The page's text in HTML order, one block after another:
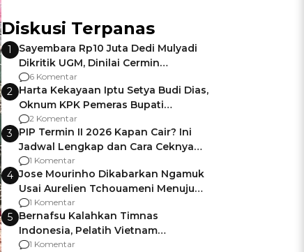
Diskusi Terpanas
1
Sayembara Rp10 Juta Dedi Mulyadi
Dikritik UGM, Dinilai Cermin
Gagalnya Negara Jamin Keamanan
6 Komentar
2 Harta Kekayaan Iptu Setya Budi Dias,
Oknum KPK Pemeras Bupati
Pemalang
2 Komentar
3 PIP Termin II 2026 Kapan Cair? Ini
Jadwal Lengkap dan Cara Ceknya
agar Dana Tidak Hangus!
1 Komentar
4 Jose Mourinho Dikabarkan Ngamuk
Usai Aurelien Tchouameni Menuju
Manchester United
1 Komentar
5 Bernafsu Kalahkan Timnas
Indonesia, Pelatih Vietnam
Berencana Pakai Jimat di Pakansari
1 Komentar